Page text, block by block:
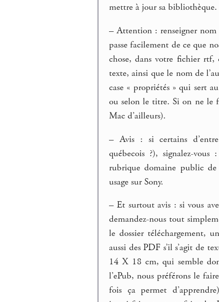
mettre à jour sa bibliothèque.
– Attention : renseigner nom
passe facilement de ce que
chose, dans votre fichier
texte, ainsi que le nom de
case « propriétés » qui sert
ou selon le titre. Si on ne le
Mac d’ailleurs).
– Avis : si certains
québecois ?), signalez-
rubrique domaine public
usage sur Sony.
– Et surtout avis : si vous
demandez-nous tout
le dossier téléchargement,
aussi des PDF s’il s’agit de
14 X 18 cm, qui semble
l’ePub, nous préférons le
fois ça permet